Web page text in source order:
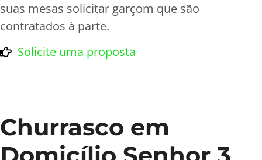
suas mesas solicitar garçom que são
contratados à parte.
Solicite uma proposta
Churrasco em